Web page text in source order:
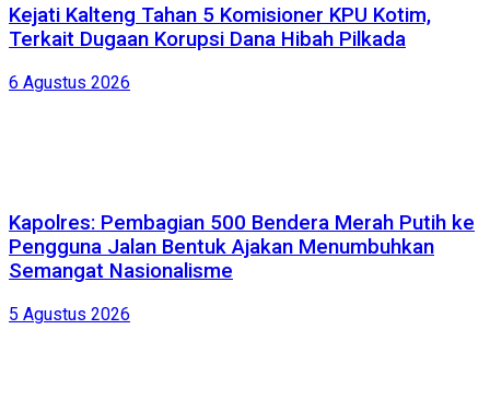
Kejati Kalteng Tahan 5 Komisioner KPU Kotim,
Terkait Dugaan Korupsi Dana Hibah Pilkada
6 Agustus 2026
Kapolres: Pembagian 500 Bendera Merah Putih ke
Pengguna Jalan Bentuk Ajakan Menumbuhkan
Semangat Nasionalisme
5 Agustus 2026